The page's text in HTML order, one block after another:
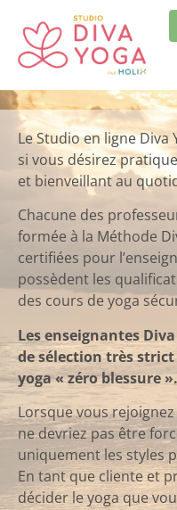
Le Studio en ligne
si vous désirez
et bienveillant au
Chacune des
formée à la Méthode
certifiées pour
possèdent les
des cours de yoga
Les enseignantes
de sélection très
yoga « zéro blessure ».
Lorsque vous
ne devriez pas être
uniquement les styles
En tant que cliente et
décider le yoga que